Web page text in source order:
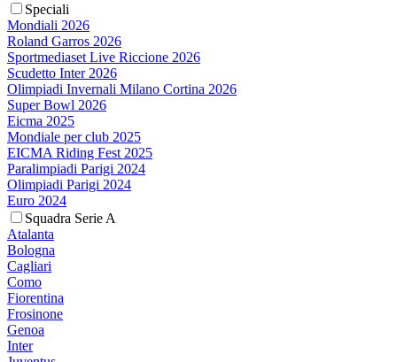
Speciali
Mondiali 2026
Roland Garros 2026
Sportmediaset Live Riccione 2026
Scudetto Inter 2026
Olimpiadi Invernali Milano Cortina 2026
Super Bowl 2026
Eicma 2025
Mondiale per club 2025
EICMA Riding Fest 2025
Paralimpiadi Parigi 2024
Olimpiadi Parigi 2024
Euro 2024
Squadra Serie A
Atalanta
Bologna
Cagliari
Como
Fiorentina
Frosinone
Genoa
Inter